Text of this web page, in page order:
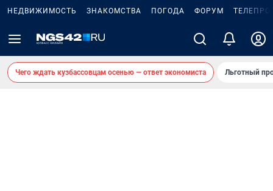
НЕДВИЖИМОСТЬ ЗНАКОМСТВА ПОГОДА ФОРУМ
Чего ждать кузбассовцам осенью — ответ экономиста Льготный